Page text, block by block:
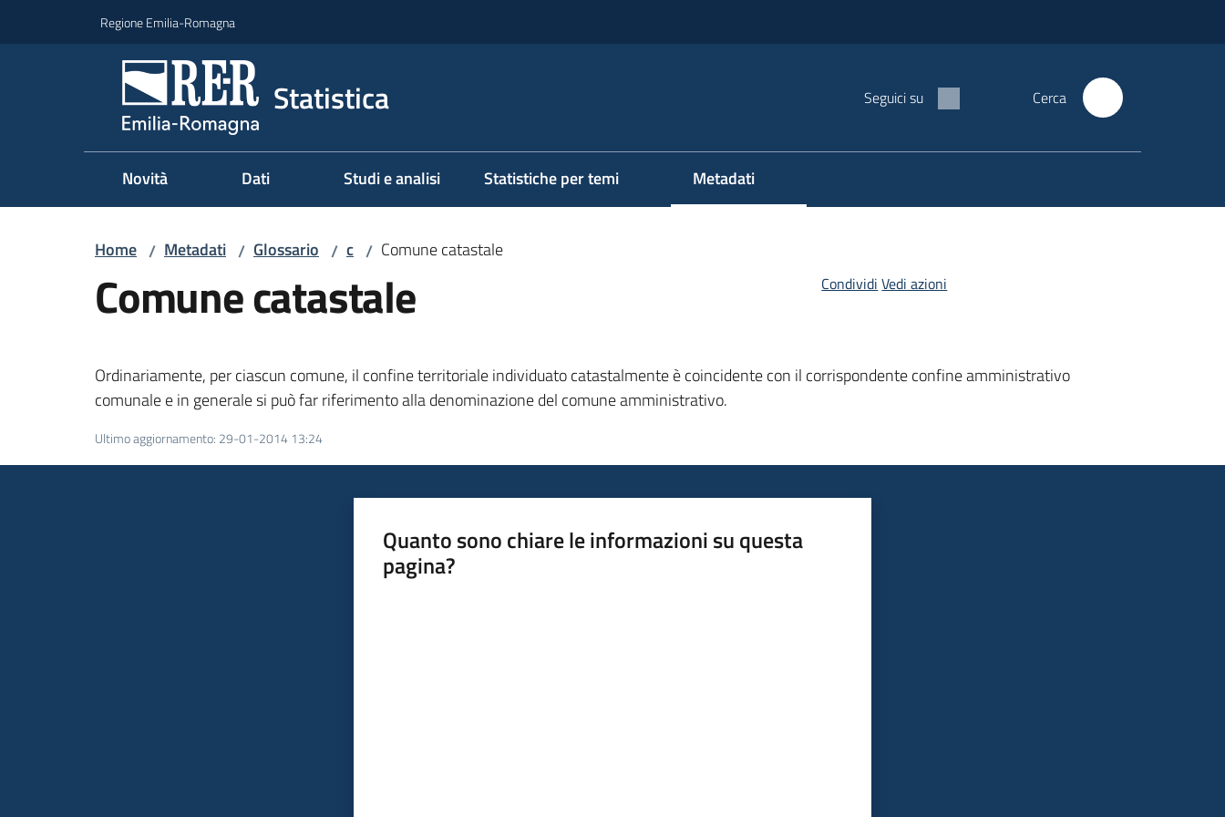
Regione Emilia-Romagna
Statistica Seguici su Cerca
Novità Dati Studi e analisi Statistiche per temi Metadati
Home / Metadati / Glossario / c / Comune catastale
Comune catastale Condividi Vedi azioni
Ordinariamente, per ciascun comune, il confine territoriale individuato catastalmente è coincidente con il corrispondente confine amministrativo
comunale e in generale si può far riferimento alla denominazione del comune amministrativo.
Ultimo aggiornamento: 29-01-2014 13:24
Quanto sono chiare le informazioni su questa
pagina?